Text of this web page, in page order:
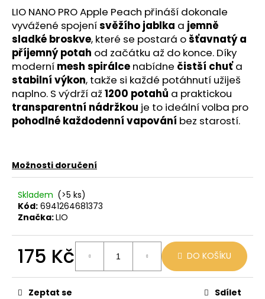
hvězdiček.
LIO NANO PRO Apple Peach přináší dokonale
vyvážené spojenísvěžího jablka a jemně
sladké broskve, které se postará ošťavnatý a
příjemný potah od začátku až do konce. Díky
moderní mesh spirálce nabídne čistší chuťa
stabilní výkon, takže si každé potáhnutí užiješ
naplno. S výdrží až 1200 potahů a praktickou
transparentní nádržkou je to ideální volba pro
pohodlné každodenní vapování bez starostí.
Možnosti doručení
Skladem (>5 ks)
Kód: 6941264681373
Značka:LIO
175 Kč
cena:
DO KOŠÍKU
Zeptat se Sdílet
o
p
o
r
u
č
u
j
e
m
JDI
GRAPE
ROMIO
POD
20MG
89
Původně:
109
Kč